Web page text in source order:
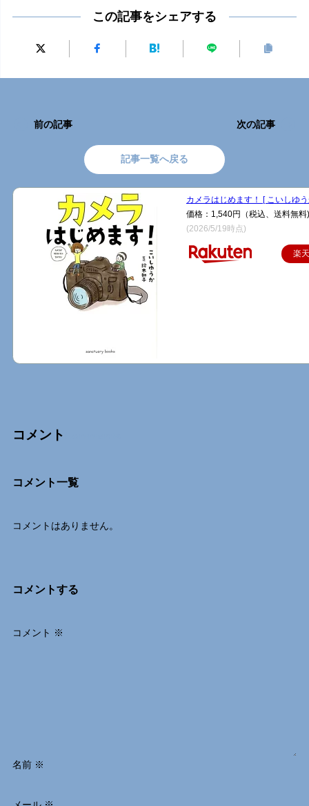
この記事をシェアする
前の記事
記事一覧へ戻る
次の記事
カメラはじめます！ [ こいしゆ
価格：1,540円（税込、送料無料)
(2026/5/19時点)
楽
コメント
コメント一覧
コメントはありません。
コメントする
コメント ※
名前 ※